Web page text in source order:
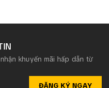
khuyến mãi hấp dẫn từ
ĐĂNG KÝ NGAY